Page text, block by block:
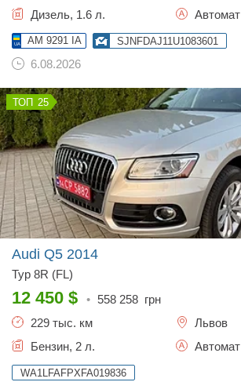
Дизель, 1.6 л.
Автомат
AM 9291 IA SJNFDAJ11U1083601
6.08.2026
25
Audi Q5 2014
Typ 8R (FL)
12 450 $ • 558 258 грн
229 тыс. км
Львов
Бензин, 2 л.
Автомат
WA1LFAFPXFA019836